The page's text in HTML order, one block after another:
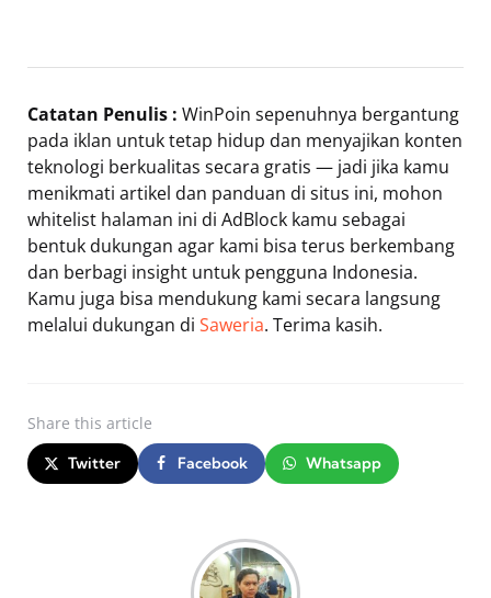
Catatan Penulis : WinPoin sepenuhnya bergantung
pada iklan untuk tetap hidup dan menyajikan konten
teknologi berkualitas secara gratis — jadi jika kamu
menikmati artikel dan panduan di situs ini, mohon
whitelist halaman ini di AdBlock kamu sebagai
bentuk dukungan agar kami bisa terus berkembang
dan berbagi insight untuk pengguna Indonesia.
Kamu juga bisa mendukung kami secara langsung
melalui dukungan di Saweria. Terima kasih.
Share this article
Twitter Facebook Whatsapp